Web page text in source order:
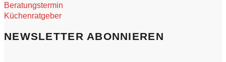
Beratungstermin
Küchenratgeber
NEWSLETTER ABONNIEREN